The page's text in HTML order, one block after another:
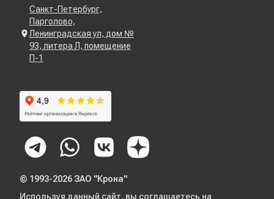
Санкт-Петербург,
Парголово,
Ленинградская ул, дом №
93, литера Л, помещение
П-1
© 1993-2026 ЗАО "Крона"
Используя данный сайт, вы соглашаетесь на